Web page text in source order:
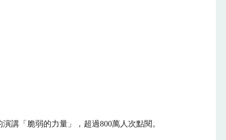
講「脆弱的力量」，超過800萬人次點閱。